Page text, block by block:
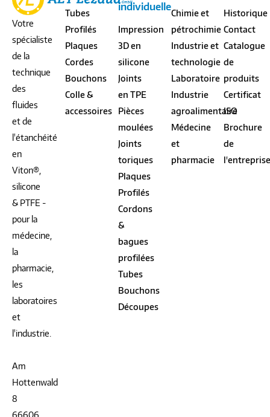
Votre
spécialiste
de la
technique
des
fluides
et de
l'étanchéité
en
Viton®,
silicone
& PTFE -
pour la
médecine,
la
pharmacie,
les
laboratoires
et
l'industrie.
Am
Hottenwald
8
66606
Tubes
Profilés
Plaques
Cordes
Bouchons
Colle &
accessoires
individuelle
Impression
3D en
silicone
Joints
en TPE
Pièces
moulées
Joints
toriques
Plaques
Profilés
Cordons
&
bagues
profilées
Tubes
Bouchons
Découpes
Chimie et
pétrochimie
Industrie et
technologie
Laboratoire
Industrie
agroalimentaire
Médecine
et
pharmacie
Historique
Contact
Catalogue
de
produits
Certificat
ISO
Brochure
de